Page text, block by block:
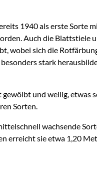
1940 als erste Sorte
Auch die Blattstiele
wobei sich die
stark
und wellig, etwas
Sorten.
wachsende
erreicht sie etwa 1,20